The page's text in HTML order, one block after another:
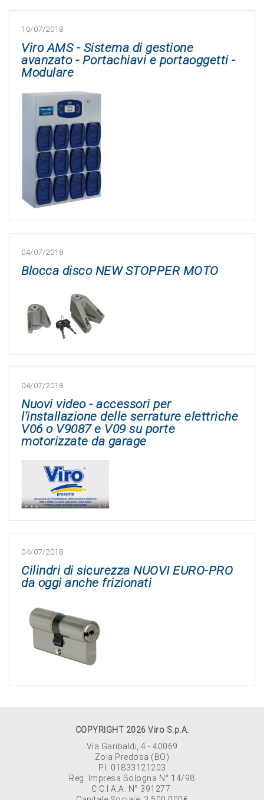
10/07/2018
Viro AMS - Sistema di gestione
avanzato - Portachiavi e portaoggetti -
Modulare
04/07/2018
Blocca disco NEW STOPPER MOTO
04/07/2018
Nuovi video - accessori per
l'installazione delle serrature elettriche
V06 o V9087 e V09 su porte
motorizzate da garage
04/07/2018
Cilindri di sicurezza NUOVI EURO-PRO
da oggi anche frizionati
COPYRIGHT 2026 Viro S.p.A.
Via Garibaldi, 4 - 40069
Zola Predosa (BO)
P.I. 01833121203
Reg. Impresa Bologna N° 14/98
C.C.I.A.A. N° 391277